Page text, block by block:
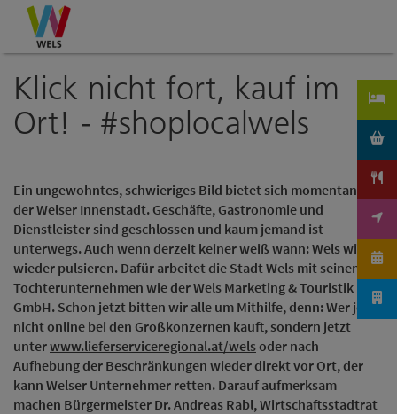
Zum Inhalt
Zur Navigation
Zum Seitenanfang
Klick nicht fort, kauf im
Ort! - #shoplocalwels
Ein ungewohntes, schwieriges Bild bietet sich momentan in
der Welser Innenstadt. Geschäfte, Gastronomie und
Dienstleister sind geschlossen und kaum jemand ist
unterwegs. Auch wenn derzeit keiner weiß wann: Wels wird
wieder pulsieren. Dafür arbeitet die Stadt Wels mit seinen
Tochterunternehmen wie der Wels Marketing & Touristik
GmbH. Schon jetzt bitten wir alle um Mithilfe, denn: Wer jetzt
nicht online bei den Großkonzernen kauft, sondern jetzt
unterwww.lieferserviceregional.at/welsoder nach
Aufhebung der Beschränkungen wieder direkt vor Ort, der
kann Welser Unternehmer retten. Darauf aufmerksam
machen Bürgermeister Dr. Andreas Rabl, Wirtschaftsstadtrat